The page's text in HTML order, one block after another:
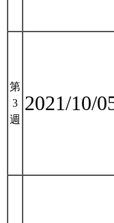
第
3
週
2021/10/